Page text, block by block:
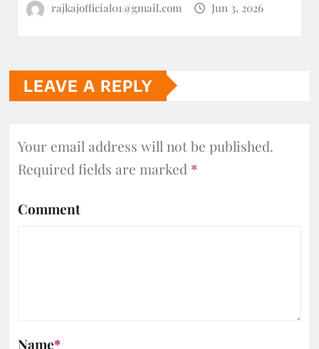
rajkajofficial01@gmail.com
Jun 3, 2026
LEAVE A REPLY
Your email address will not be published.
Required fields are marked *
Comment
Name*